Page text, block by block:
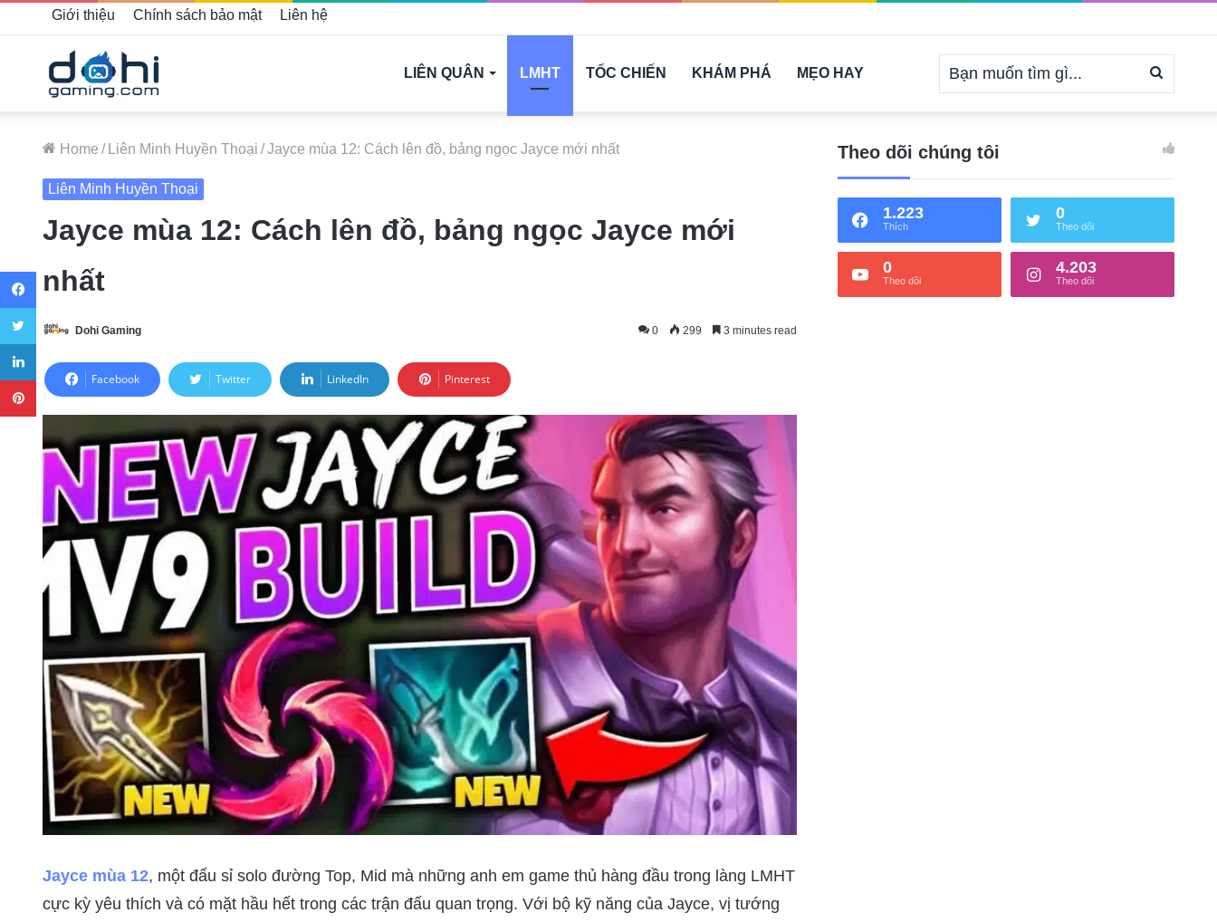
Giới thiệu Chính sách bảo mật Liên hệ
LIÊN QUÂN LMHT TỐC CHIẾN KHÁM PHÁ MẸO HAY
muốn
gì...
Home / Liên Minh Huyền Thoại /Jayce mùa 12: Cách lên đồ, bảng ngọc Jayce mới nhất
Liên Minh Huyền Thoại
Jayce mùa 12: Cách lên đồ, bảng ngọc Jayce mới
nhất
Dohi Gaming 0 299 3 minutes read
Facebook Twitter LinkedIn Pinterest
Jayce mùa 12, một đấu sỉ solo đường Top, Mid mà những anh em game thủ hàng đầu trong làng LMHT
cực kỳ yêu thích và có mặt hầu hết trong các trận đấu quan trọng. Với bộ kỹ năng của Jayce, vị tướng
Theo dõi chúng tôi
1.223
Thích
0
Theo dõi
0
Theo dõi
4.203
Theo dõi
Facebook
Twitter
LinkedIn
Pinterest